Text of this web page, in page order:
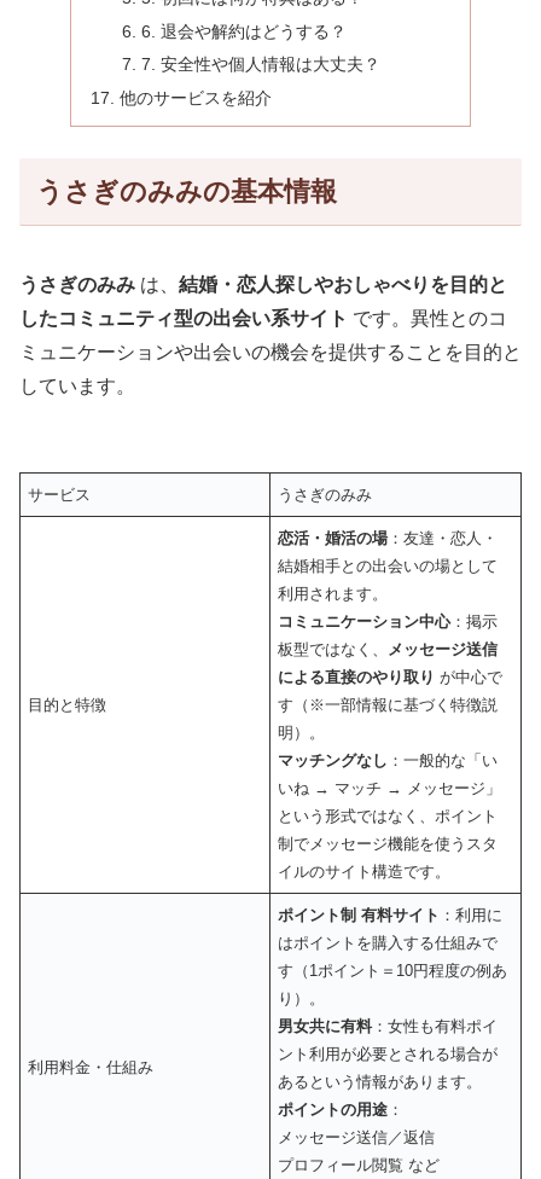
6. 退会や解約はどうする？
7. 安全性や個人情報は大丈夫？
他のサービスを紹介
うさぎのみみの基本情報
うさぎのみみ は、 結婚・恋人探しやおしゃべりを目的と
したコミュニティ型の出会い系サイト です。異性とのコ
ミュニケーションや出会いの機会を提供することを目的と
しています。
サービス うさぎのみみ
目的と特徴
恋活・婚活の場：友達・恋人・
結婚相手との出会いの場として
利用されます。
コミュニケーション中心：掲示
板型ではなく、 メッセージ送信
による直接のやり取り が中心で
す（※一部情報に基づく特徴説
明）。
マッチングなし ：一般的な「い
いね → マッチ → メッセージ」
という形式ではなく、ポイント
制でメッセージ機能を使うスタ
イルのサイト構造です。
利用料金・仕組み
ポイント制 有料サイト ：利用に
はポイントを購入する仕組みで
す（1ポイント＝10円程度の例あ
り）。
男女共に有料：女性も有料ポイ
ント利用が必要とされる場合が
あるという情報があります。
ポイントの用途 ：
メッセージ送信／返信
プロフィール閲覧 など